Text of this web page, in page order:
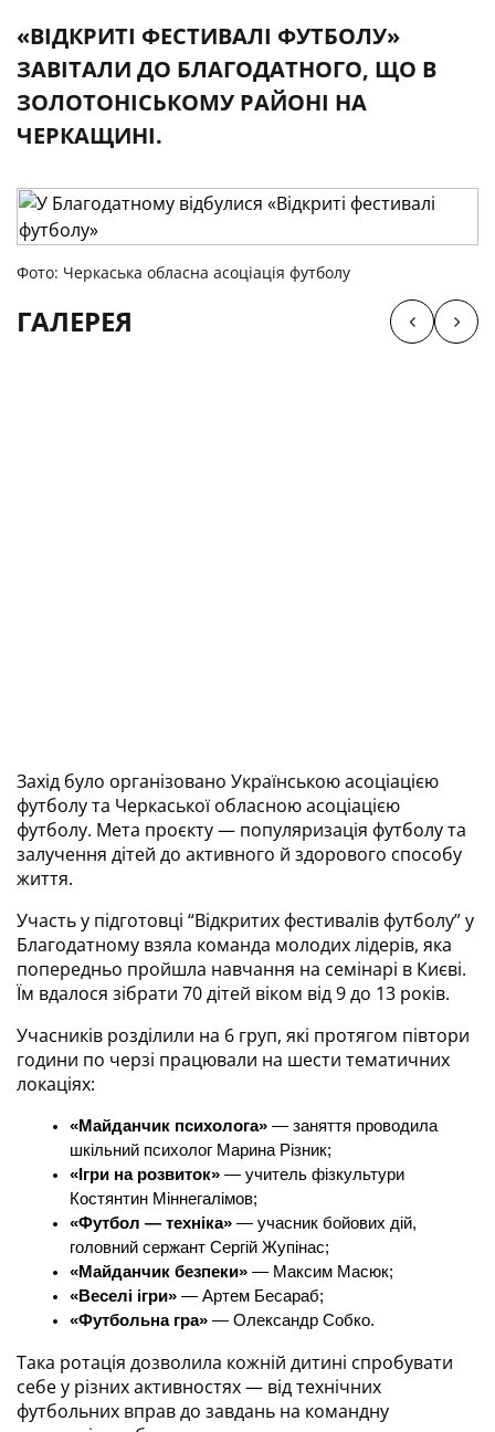
«ВІДКРИТІ ФЕСТИВАЛІ ФУТБОЛУ»
ЗАВІТАЛИ ДО БЛАГОДАТНОГО, ЩО В
ЗОЛОТОНІСЬКОМУ РАЙОНІ НА
ЧЕРКАЩИНІ.
Фото: Черкаська обласна асоціація футболу
ГАЛЕРЕЯ
Захід було організовано Українською асоціацією
футболу та Черкаської обласною асоціацією
футболу. Мета проєкту — популяризація футболу та
залучення дітей до активного й здорового способу
життя.
Участь у підготовці “Відкритих фестивалів футболу” у
Благодатному взяла команда молодих лідерів, яка
попередньо пройшла навчання на семінарі в Києві.
Їм вдалося зібрати 70 дітей віком від 9 до 13 років.
Учасників розділили на 6 груп, які протягом півтори
години по черзі працювали на шести тематичних
локаціях:
«Майданчик психолога» — заняття проводила
шкільний психолог Марина Різник;
«Ігри на розвиток» — учитель фізкультури
Костянтин Міннегалімов;
«Футбол — техніка» — учасник бойових дій,
головний сержант Сергій Жупінас;
«Майданчик безпеки» — Максим Масюк;
«Веселі ігри» — Артем Бесараб;
«Футбольна гра» — Олександр Собко.
Така ротація дозволила кожній дитині спробувати
себе у різних активностях — від технічних
футбольних вправ до завдань на командну